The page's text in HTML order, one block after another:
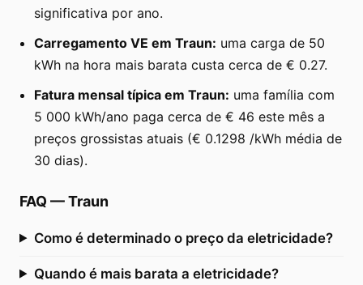
significativa por ano.
Carregamento VE em Traun: uma carga de 50
kWh na hora mais barata custa cerca de € 0.27.
Fatura mensal típica em Traun: uma família com
5 000 kWh/ano paga cerca de € 46 este mês a
preços grossistas atuais (€ 0.1298 /kWh média de
30 dias).
FAQ —Traun
Como é determinado o preço da eletricidade?
Quando é mais barata a eletricidade?